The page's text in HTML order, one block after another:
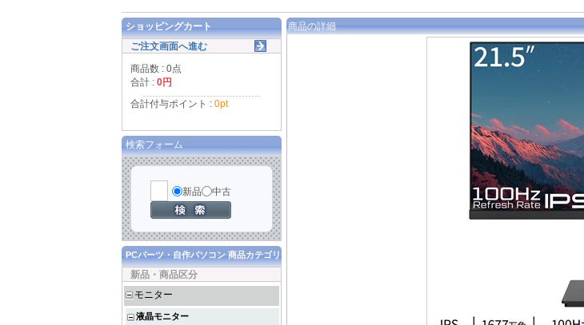
商品の詳細
ショッピングカート
ご注文画面へ進む
商品数 : 0点
合計 : 0円
合計付与ポイント : 0pt
検索フォーム
新品 中古
PCパーツ・自作パソコン 商品カテゴリ
新品・商品区分
モニター
液晶モニター